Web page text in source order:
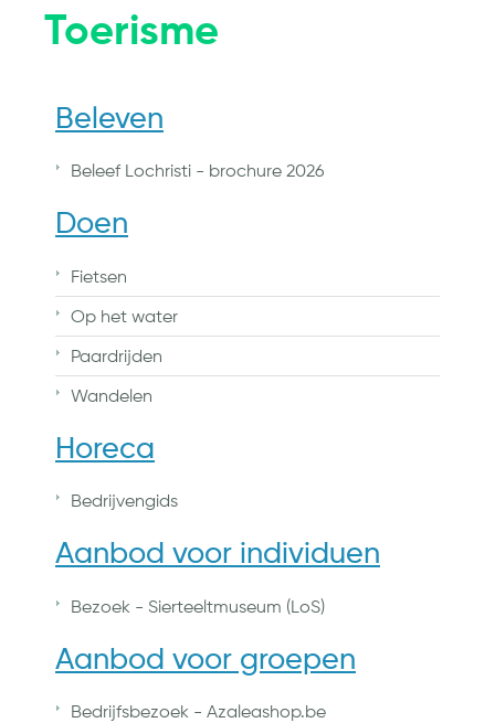
Toerisme
Beleven
Beleef Lochristi - brochure 2026
Doen
Fietsen
Op het water
Paardrijden
Wandelen
Horeca
Bedrijvengids
Aanbod voor individuen
Bezoek - Sierteeltmuseum (LoS)
Aanbod voor groepen
Bedrijfsbezoek - Azaleashop.be